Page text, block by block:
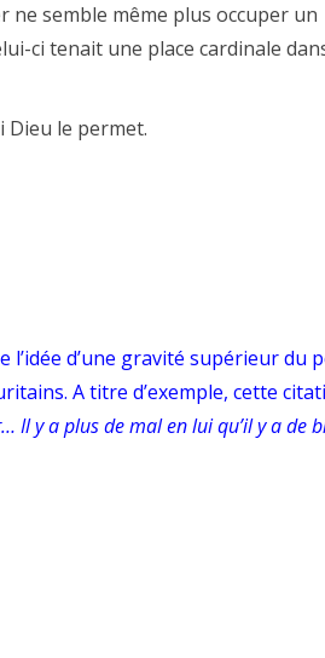
ne semble même plus occuper un
ci tenait une place cardinale
Dieu le permet.
l’idée d’une gravité supérieur du
A titre d’exemple, cette
Il y a plus de mal en lui qu’il y a de